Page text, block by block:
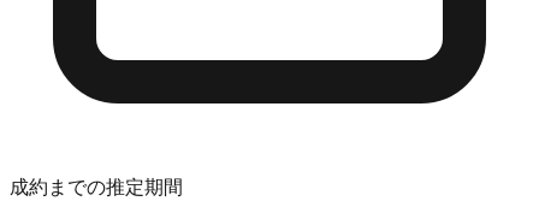
成約までの推定期間